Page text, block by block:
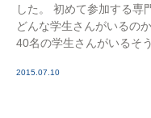
した。 初めて参加する専
どんな学生さんがいるの
40名の学生さんがいるそ
2015.07.10